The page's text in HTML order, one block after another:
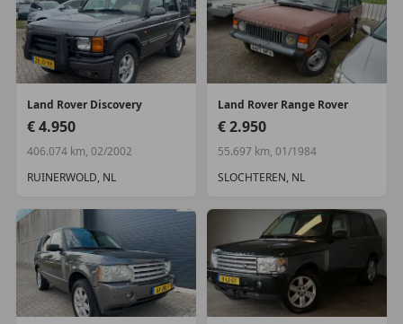
Land Rover Discovery
€ 4.950
406.074 km, 02/2002
RUINERWOLD, NL
Land Rover Range Rover
€ 2.950
55.697 km, 01/1984
SLOCHTEREN, NL